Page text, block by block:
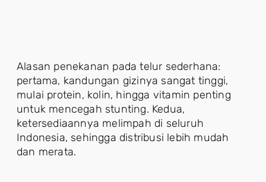
Alasan penekanan pada telur sederhana:
pertama, kandungan gizinya sangat tinggi,
mulai protein, kolin, hingga vitamin penting
untuk mencegah stunting. Kedua,
ketersediaannya melimpah di seluruh
Indonesia, sehingga distribusi lebih mudah
dan merata.